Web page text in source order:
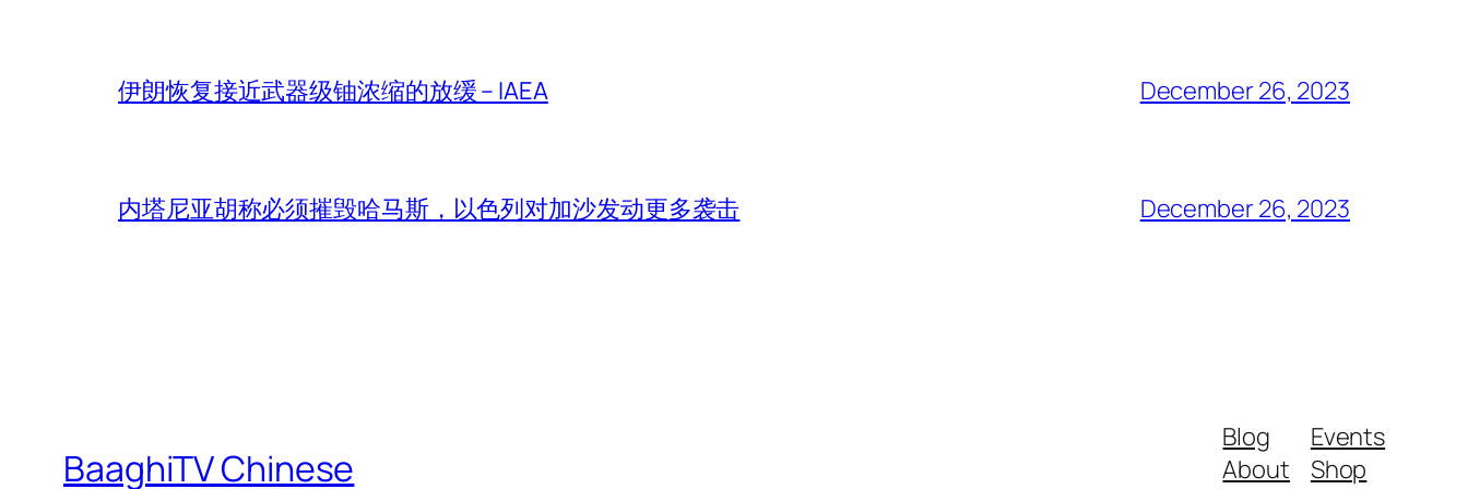
伊朗恢复接近武器级铀浓缩的放缓 – IAEA December 26, 2023
内塔尼亚胡称必须摧毁哈马斯，以色列对加沙发动更多袭击 December 26, 2023
BaaghiTV Chinese
Blog
About
Events
Shop